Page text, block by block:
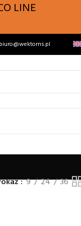
LINE
biuro@wektorns.pl
9 24 36